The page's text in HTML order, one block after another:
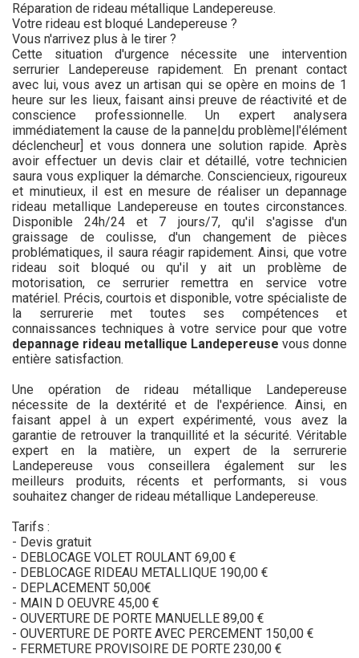
Réparation de rideau métallique Landepereuse.
Votre rideau est bloqué Landepereuse ?
Vous n'arrivez plus à le tirer ?
Cette situation d'urgence nécessite une intervention
serrurier Landepereuse rapidement. En prenant contact
avec lui, vous avez un artisan qui se opère en moins de 1
heure sur les lieux, faisant ainsi preuve de réactivité et de
conscience professionnelle. Un expert analysera
immédiatement la cause de la panne|du problème|l'élément
déclencheur] et vous donnera une solution rapide. Après
avoir effectuer un devis clair et détaillé, votre technicien
saura vous expliquer la démarche. Consciencieux, rigoureux
et minutieux, il est en mesure de réaliser un depannage
rideau metallique Landepereuse en toutes circonstances.
Disponible 24h/24 et 7 jours/7, qu'il s'agisse d'un
graissage de coulisse, d'un changement de pièces
problématiques, il saura réagir rapidement. Ainsi, que votre
rideau soit bloqué ou qu'il y ait un problème de
motorisation, ce serrurier remettra en service votre
matériel. Précis, courtois et disponible, votre spécialiste de
la serrurerie met toutes ses compétences et
connaissances techniques à votre service pour que votre
depannage rideau metallique Landepereuse vous donne
entière satisfaction.
Une opération de rideau métallique Landepereuse
nécessite de la dextérité et de l'expérience. Ainsi, en
faisant appel à un expert expérimenté, vous avez la
garantie de retrouver la tranquillité et la sécurité. Véritable
expert en la matière, un expert de la serrurerie
Landepereuse vous conseillera également sur les
meilleurs produits, récents et performants, si vous
souhaitez changer de rideau métallique Landepereuse.
Tarifs :
- Devis gratuit
- DEBLOCAGE VOLET ROULANT 69,00 €
- DEBLOCAGE RIDEAU METALLIQUE 190,00 €
- DEPLACEMENT 50,00€
- MAIN D OEUVRE 45,00 €
- OUVERTURE DE PORTE MANUELLE 89,00 €
- OUVERTURE DE PORTE AVEC PERCEMENT 150,00 €
- FERMETURE PROVISOIRE DE PORTE 230,00 €